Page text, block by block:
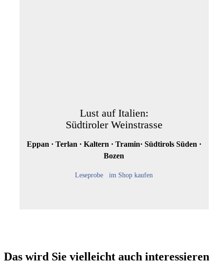
Lust auf Italien:
Südtiroler Weinstrasse
Eppan · Terlan · Kaltern · Tramin· Südtirols Süden ·
Bozen
Leseprobe im Shop kaufen
Das wird Sie vielleicht auch interessieren